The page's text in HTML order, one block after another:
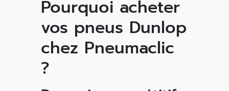
Pourquoi acheter
vos pneus Dunlop
chez Pneumaclic
?